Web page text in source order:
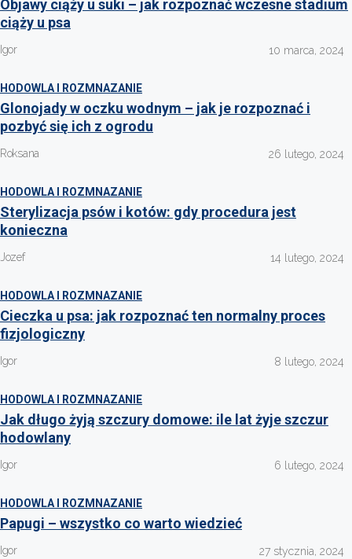
Objawy ciąży u suki – jak rozpoznać wczesne stadium
ciąży u psa
Igor 10 marca, 2024
HODOWLA I ROZMNAZANIE
Glonojady w oczku wodnym – jak je rozpoznać i
pozbyć się ich z ogrodu
Roksana 26 lutego, 2024
HODOWLA I ROZMNAZANIE
Sterylizacja psów i kotów: gdy procedura jest
konieczna
Jozef 14 lutego, 2024
HODOWLA I ROZMNAZANIE
Cieczka u psa: jak rozpoznać ten normalny proces
fizjologiczny
Igor 8 lutego, 2024
HODOWLA I ROZMNAZANIE
Jak długo żyją szczury domowe: ile lat żyje szczur
hodowlany
Igor 6 lutego, 2024
HODOWLA I ROZMNAZANIE
Papugi – wszystko co warto wiedzieć
Igor 27 stycznia, 2024